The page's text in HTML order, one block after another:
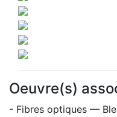
Oeuvre(s)
- Fibres optiques —